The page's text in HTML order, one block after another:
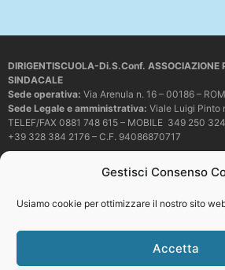
Gestisci Consenso
Usiamo cookie per ottimizzare il nostro sito
Accetta
DIRIGENTISCUOLA-Di.S.Conf. ASSOCIAZIONE
SINDACALE
Sede operativa: Via Arenula n. 16 – 00186 –
Sede Legale e amministrativa: Viale Luigi Pinto
TELEF/FAX 0881 748 615 – MOBILE 349 250
+39 328 384 2176 – C.F. 94086870717
dirigentiscuola@pec.it
copiare o riprodurre in alcun modo i contenuti